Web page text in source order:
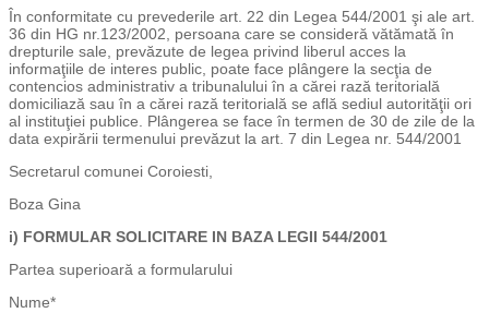
În conformitate cu prevederile art. 22 din Legea 544/2001 şi ale art.
36 din HG nr.123/2002, persoana care se consideră vătămată în
drepturile sale, prevăzute de legea privind liberul acces la
informaţiile de interes public, poate face plângere la secţia de
contencios administrativ a tribunalului în a cărei rază teritorială
domiciliază sau în a cărei rază teritorială se află sediul autorităţii ori
al instituţiei publice. Plângerea se face în termen de 30 de zile de la
data expirării termenului prevăzut la art. 7 din Legea nr. 544/2001
Secretarul comunei Coroiesti,
Boza Gina
i) FORMULAR SOLICITARE IN BAZA LEGII 544/2001
Partea superioară a formularului
Nume*